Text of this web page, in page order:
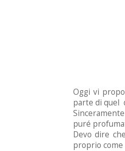
Oggi vi
parte di quel
puré
Devo dire
proprio